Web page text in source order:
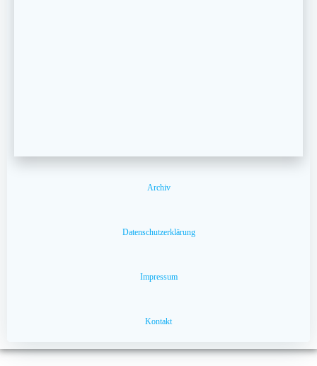
Archiv
Datenschutzerklärung
Impressum
Kontakt